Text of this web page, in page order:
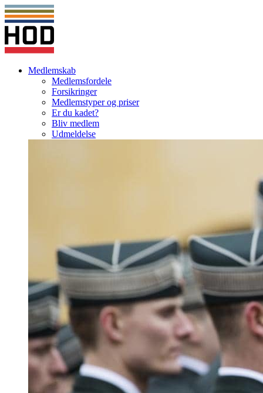
Medlemskab
Medlemsfordele
Forsikringer
Medlemstyper og priser
Er du kadet?
Bliv medlem
Udmeldelse